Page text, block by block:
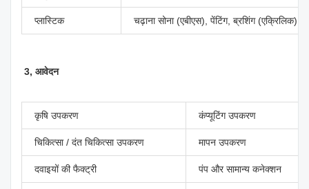
प्लास्टिक चढ़ाना सोना (एबीएस), पेंटिंग, ब्रशिंग (एक्रिलिक),
3, आवेदन
कृषि उपकरण कंप्यूटिंग उपकरण
चिकित्सा / दंत चिकित्सा उपकरण मापन उपकरण
दवाइयों की फैक्ट्री पंप और सामान्य कनेक्शन